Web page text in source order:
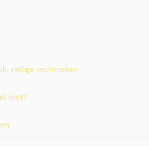
veilige technieken
niet?